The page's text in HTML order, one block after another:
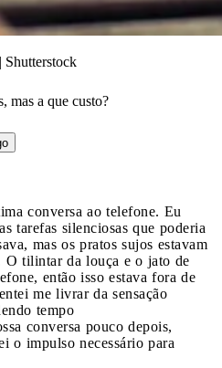
Shutterstock
mas a que custo?
conversa ao telefone. Eu
tarefas silenciosas que poderia
mas os pratos sujos estavam
O tilintar da louça e o jato de
então isso estava fora de
me livrar da sensação
tempo
conversa pouco depois,
o impulso necessário para